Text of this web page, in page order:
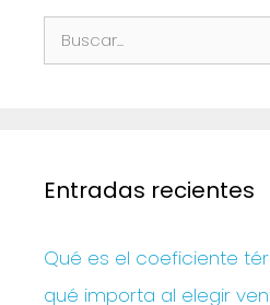
Entradas recientes
Qué es el coeficiente
qué importa al elegir